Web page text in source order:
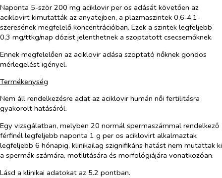
Naponta 5-ször 200 mg aciklovir per os adását követően az
aciklovirt kimutatták az anyatejben, a plazmaszintek 0,6‑4,1-
szeresének megfelelő koncentrációban. Ezek a szintek legfeljebb
0,3 mg/ttkg/nap dózist jelenthetnek a szoptatott csecsemőknek.
Ennek megfelelően az aciklovir adása szoptató nőknek gondos
mérlegelést igényel.
Termékenység
Nem áll rendelkezésre adat az aciklovir humán női fertilitásra
gyakorolt hatásáról.
Egy vizsgálatban, melyben 20 normál spermaszámmal rendelkező
férfinél legfeljebb naponta 1 g per os aciklovirt alkalmaztak
legfeljebb 6 hónapig, klinikailag szignifikáns hatást nem mutattak ki
a spermák számára, motilitására és morfológiájára vonatkozóan.
Lásd a klinikai adatokat az 5.2 pontban.